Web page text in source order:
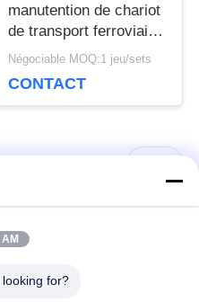
manutention de chariot
de transport ferroviaire
basse tension pour le
Négociable MOQ:1 jeu/sets
CONTACT
chariot sans rail de
for?